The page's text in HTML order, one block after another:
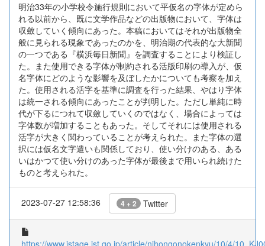
明治33年の小学校令施行規則において平仮名の字体が定めら
れる以前から、既に文学作品などの出版物において、字体は
収斂していく傾向にあった。本稿においてはそれが出版物全
般に見られる現象であったのかを、明治期の代表的な大新聞
の一つである『横浜毎日新聞』を調査することにより検証し
た。また使用できる字体が制約される活版印刷の導入が、仮
名字体にどのような影響を及ぼしたかについても考察を加え
た。使用される活字を基準に調査を行った結果、やはり字体
は統一される傾向にあったことが判明した。ただし単純に時
代が下るにつれて収斂していくのではなく、場合によっては
字体数が増加することもあった。そしてそれには使用される
活字が大きく関わっていることが考えられた。また字体の選
択には仮名文字遣いも関係しており、使い分けのある、ある
いはかつて使い分けのあった字体が最後まで用いられ続けた
ものと考えられた。
2023-07-27 12:58:36 4 + 2 Twitter
https://www.jstage.jst.go.jp/article/nihongonokenkyu/10/4/